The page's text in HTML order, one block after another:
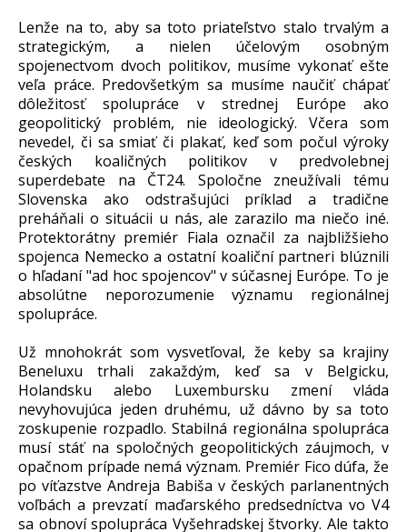
Lenže na to, aby sa toto priateľstvo stalo trvalým a
strategickým, a nielen účelovým osobným
spojenectvom dvoch politikov, musíme vykonať ešte
veľa práce. Predovšetkým sa musíme naučiť chápať
dôležitosť spolupráce v strednej Európe ako
geopolitický problém, nie ideologický. Včera som
nevedel, či sa smiať či plakať, keď som počul výroky
českých koaličných politikov v predvolebnej
superdebate na ČT24. Spoločne zneužívali tému
Slovenska ako odstrašujúci príklad a tradične
preháňali o situácii u nás, ale zarazilo ma niečo iné.
Protektorátny premiér Fiala označil za najbližšieho
spojenca Nemecko a ostatní koaliční partneri blúznili
o hľadaní "ad hoc spojencov" v súčasnej Európe. To je
absolútne neporozumenie významu regionálnej
spolupráce.
Už mnohokrát som vysvetľoval, že keby sa krajiny
Beneluxu trhali zakaždým, keď sa v Belgicku,
Holandsku alebo Luxembursku zmení vláda
nevyhovujúca jeden druhému, už dávno by sa toto
zoskupenie rozpadlo. Stabilná regionálna spolupráca
musí stáť na spoločných geopolitických záujmoch, v
opačnom prípade nemá význam. Premiér Fico dúfa, že
po víťazstve Andreja Babiša v českých parlanentných
voľbách a prevzatí maďarského predsedníctva vo V4
sa obnoví spolupráca Vyšehradskej štvorky. Ale takto